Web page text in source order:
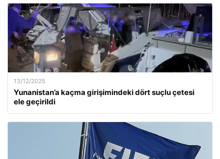
13/12/2025
Yunanistan’a kaçma girişimindeki dört suçlu çetesi
ele geçirildi